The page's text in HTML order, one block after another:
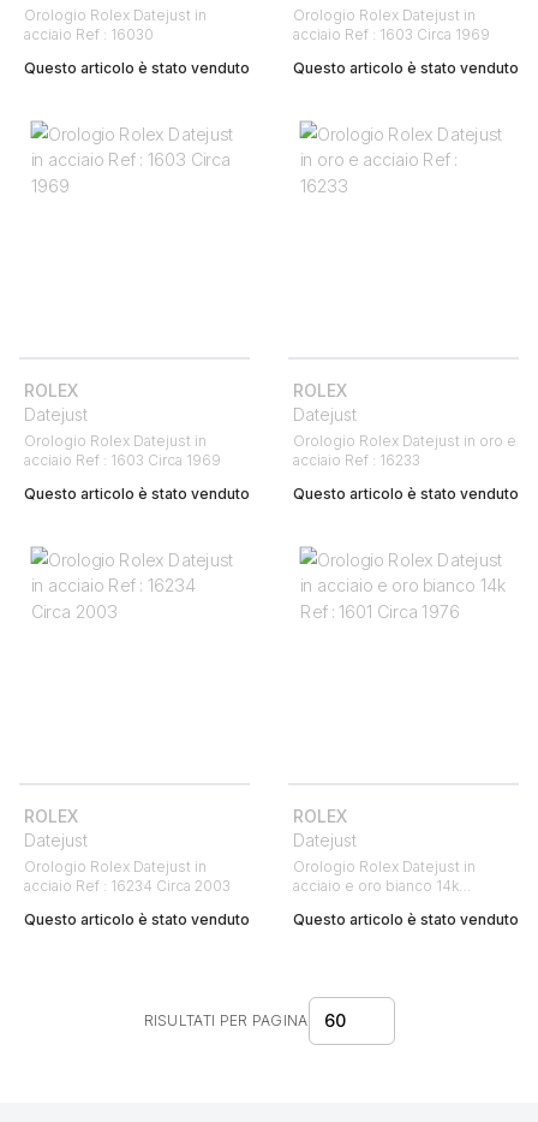
Orologio Rolex Datejust in
acciaio Ref : 16030
Questo articolo è stato venduto
Orologio Rolex Datejust in
acciaio Ref : 1603 Circa 1969
Questo articolo è stato venduto
ROLEX
Datejust
Orologio Rolex Datejust in
acciaio Ref : 1603 Circa 1969
Questo articolo è stato venduto
ROLEX
Datejust
Orologio Rolex Datejust in oro e
acciaio Ref : 16233
Questo articolo è stato venduto
ROLEX
Datejust
Orologio Rolex Datejust in
acciaio Ref : 16234 Circa 2003
Questo articolo è stato venduto
ROLEX
Datejust
Orologio Rolex Datejust in
acciaio e oro bianco 14k
Questo articolo è stato venduto
RISULTATI PER PAGINA 60